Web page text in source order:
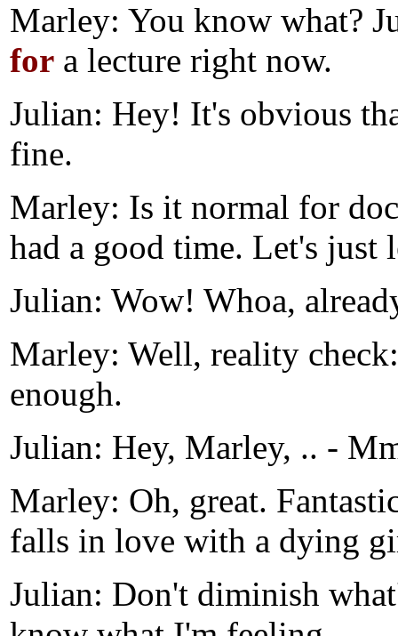
Marley: You know what?
for a lecture right now.
Julian: Hey! It's obvious
fine.
Marley: Is it normal for
had a good time. Let's just
Julian: Wow! Whoa,
Marley: Well, reality
enough.
Julian: Hey, Marley, .. -
Marley: Oh, great.
falls in love with a dying
Julian: Don't diminish